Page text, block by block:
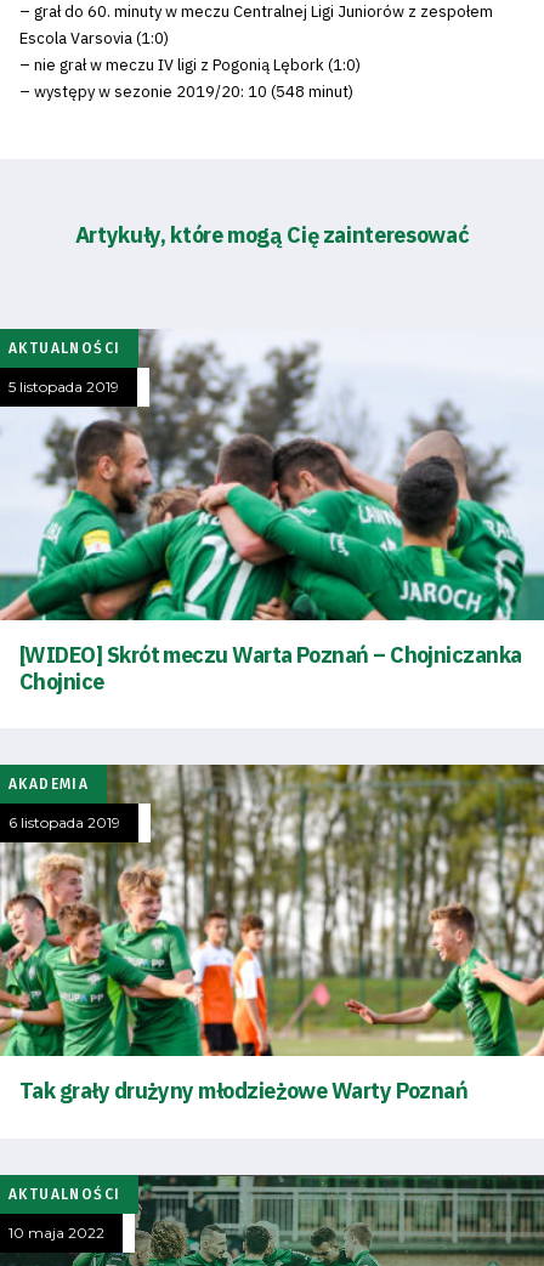
energii
Dostępność
– grał do 60. minuty w meczu Centralnej Ligi Juniorów z zespołem
Escola Varsovia (1:0)
– nie grał w meczu IV ligi z Pogonią Lębork (1:0)
– występy w sezonie 2019/20: 10 (548 minut)
Artykuły, które mogą Cię zainteresować
AKTUALNOŚCI
5 listopada 2019
[WIDEO] Skrót meczu Warta Poznań – Chojniczanka
Chojnice
AKADEMIA
6 listopada 2019
Tak grały drużyny młodzieżowe Warty Poznań
AKTUALNOŚCI
10 maja 2022